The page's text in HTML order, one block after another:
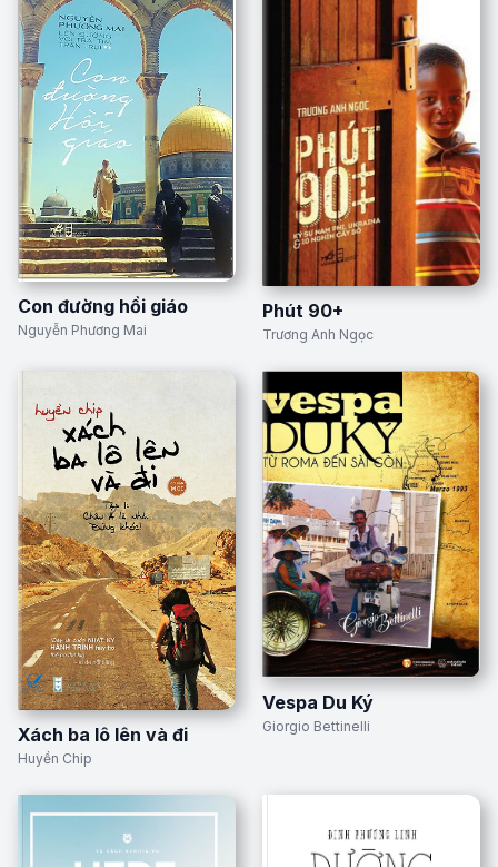
Con đường hồi giáo
Nguyễn Phương Mai
Phút 90+
Trương Anh Ngọc
Xách ba lô lên và đi
Huyền Chip
Vespa Du Ký
Giorgio Bettinelli